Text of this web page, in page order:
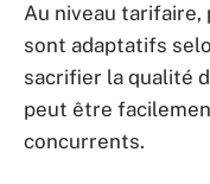
Au niveau tarifaire,
sont adaptatifs
sacrifier la qualité
peut être
concurrents.